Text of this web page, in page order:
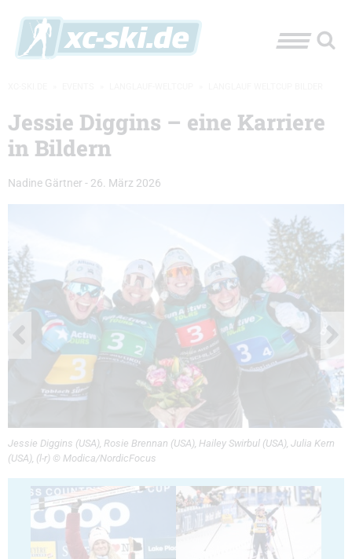
Jessie Diggins – eine Karriere
in Bildern
Nadine Gärtner - 26. März 2026
Jessie Diggins (USA), Rosie Brennan (USA), Hailey Swirbul (USA), Julia Kern
(USA), (l-r) © Modica/NordicFocus